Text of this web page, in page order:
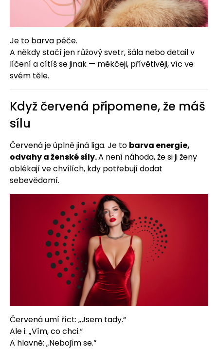
Je to barva péče.
A někdy stačí jen růžový svetr, šála nebo detail v
líčení a cítíš se jinak — měkčeji, přívětivěji, víc ve
svém těle.
Když červená připomene, že máš
sílu
Červená je úplně jiná liga. Je to barva energie,
odvahy a ženské síly.A není náhoda, že si ji ženy
oblékají ve chvílích, kdy potřebují dodat
sebevědomí.
Červená umí říct: „Jsem tady.“
Ale i: „Vím, co chci.“
A hlavně: „Nebojím se.“